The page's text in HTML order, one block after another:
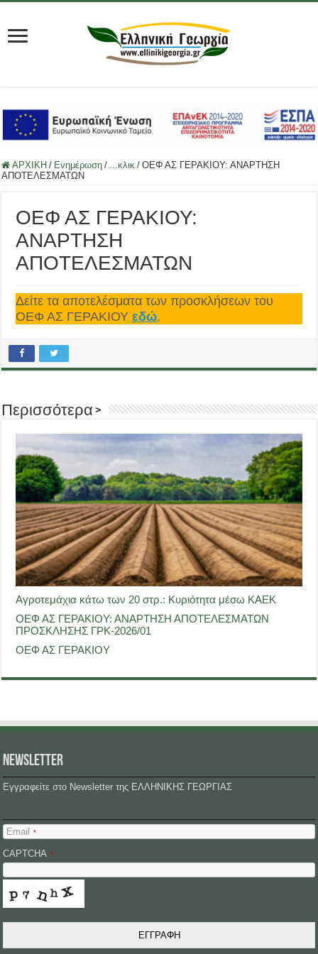
ΑΡΧΙΚΗ / Ενημέρωση / ...κλικ / ΟΕΦ ΑΣ ΓΕΡΑΚΙΟΥ: ΑΝΑΡΤΗΣΗ
ΑΠΟΤΕΛΕΣΜΑΤΩΝ
ΟΕΦ ΑΣ ΓΕΡΑΚΙΟΥ:
ΑΝΑΡΤΗΣΗ
ΑΠΟΤΕΛΕΣΜΑΤΩΝ
Δείτε τα αποτελέσματα των προσκλήσεων του
ΟΕΦ ΑΣ ΓΕΡΑΚΙΟΥεδώ.
Περισσότερα >
Αγροτεμάχια κάτω των 20 στρ.: Κυριότητα μέσω ΚΑΕΚ
ΟΕΦ ΑΣ ΓΕΡΑΚΙΟΥ: ΑΝΑΡΤΗΣΗ ΑΠΟΤΕΛΕΣΜΑΤΩΝ
ΠΡΟΣΚΛΗΣΗΣ ΓΡΚ-2026/01
ΟΕΦ ΑΣ ΓΕΡΑΚΙΟΥ
NEWSLETTER
Εγγραφείτε στο Newsletter της ΕΛΛΗΝΙΚΗΣ ΓΕΩΡΓΙΑΣ
Email *
CAPTCHA *
ΕΓΓΡΑΦΗ